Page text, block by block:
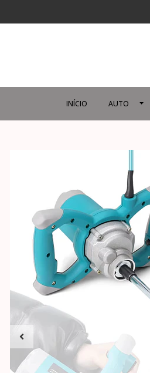
INÍCIO AUTO